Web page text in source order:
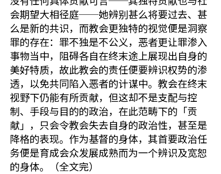
会期望大相径庭──她辨别甚么将要过去、甚
么是新的共识，而教会更独特的视觉便是洞察
罪的存在：罪不独是不公义，恶者更让罪渗入
事物当中，阻碍各自在终末途上展现出自身的
美好特质，故此教会的责任便要辨识权势的渗
透，以免共同陷入恶者的计谋中。教会在终末
视野下仍能有所贡献，但这却不是支配与控
制、手段与目的的政治，在此范畴下的「贡
献」，只会令教会失去自身的政治性，甚至是
降格的表现。作为基督的身体，其首要政治任
务便是育成会众发展成熟而为一个辨识及宽恕
的身体。（全文完）